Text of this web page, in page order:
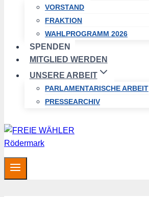
VORSTAND
FRAKTION
WAHLPROGRAMM 2026
SPENDEN
MITGLIED WERDEN
UNSERE ARBEIT
PARLAMENTARISCHE ARBEIT
PRESSEARCHIV